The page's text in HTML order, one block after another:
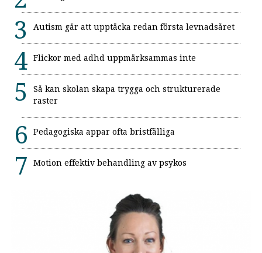
Autism går att upptäcka redan första levnadsåret
Flickor med adhd uppmärksammas inte
Så kan skolan skapa trygga och strukturerade
raster
Pedagogiska appar ofta bristfälliga
Motion effektiv behandling av psykos